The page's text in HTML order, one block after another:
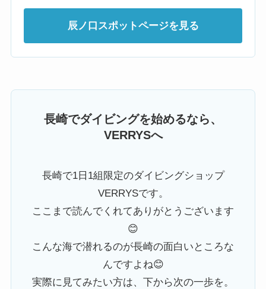
辰ノ口スポットページを見る
長崎でダイビングを始めるなら、
VERRYSへ
長崎で1日1組限定のダイビングショップ
VERRYSです。
ここまで読んでくれてありがとうございます
😊
こんな海で潜れるのが長崎の面白いところな
んですよね😊
実際に見てみたい方は、下から次の一歩を。